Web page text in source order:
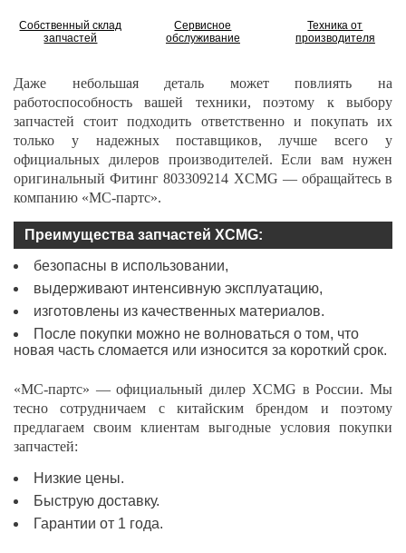
Собственный склад
запчастей
Сервисное
обслуживание
Техника от
производителя
Даже небольшая деталь может повлиять на
работоспособность вашей техники, поэтому к выбору
запчастей стоит подходить ответственно и покупать их
только у надежных поставщиков, лучше всего у
официальных дилеров производителей. Если вам нужен
оригинальный Фитинг803309214 XCMG — обращайтесь в
компанию «МС-партс».
Преимущества запчастей XCMG:
безопасны в использовании,
выдерживают интенсивную эксплуатацию,
изготовлены из качественных материалов.
После покупки можно не волноваться о том, что
новая часть сломается или износится за короткий срок.
«МС-партс» — официальный дилер XCMG в России. Мы
тесно сотрудничаем с китайским брендом и поэтому
предлагаем своим клиентам выгодные условия покупки
запчастей:
Низкие цены.
Быструю доставку.
Гарантии от 1 года.